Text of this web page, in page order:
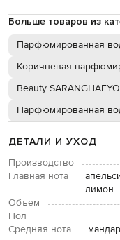
Больше товаров из
Парфюмированная
Коричневая
Beauty SARANGHAEYO
Парфюмированная
ДЕТАЛИ И УХОД
Производство
Главная нота
лимон
Объем
Пол
Средняя нота